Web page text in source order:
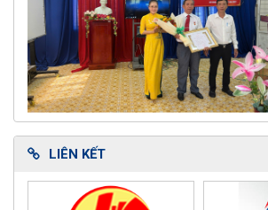
LIÊN KẾT